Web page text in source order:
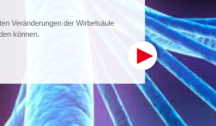
Veränderungen der Wirbelsäule
können.